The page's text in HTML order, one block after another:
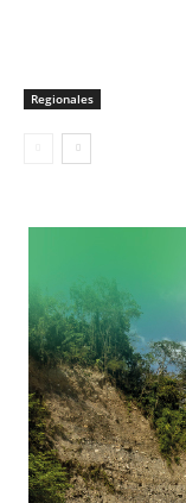
Regionales